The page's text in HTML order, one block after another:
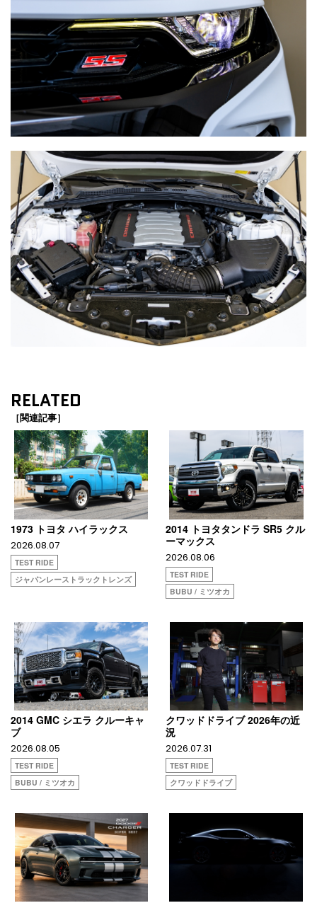
RELATED
［関連記事］
1973 トヨタ ハイラックス
2026.08.07
TEST RIDE
ジャパンレーストラックトレンズ
2014 トヨタタンドラ SR5 クル
ーマックス
2026.08.06
TEST RIDE
BUBU / ミツオカ
2014 GMC シエラ クルーキャ
ブ
2026.08.05
TEST RIDE
BUBU / ミツオカ
クワッドドライブ 2026年の近
況
2026.07.31
TEST RIDE
クワッドドライブ